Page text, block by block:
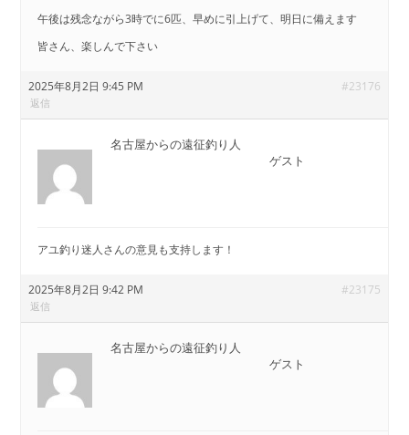
午後は残念ながら3時でに6匹、早めに引上げて、明日に備えます
皆さん、楽しんで下さい
2025年8月2日 9:45 PM #23176
返信
名古屋からの遠征釣り人
ゲスト
アユ釣り迷人さんの意見も支持します！
2025年8月2日 9:42 PM #23175
返信
名古屋からの遠征釣り人
ゲスト